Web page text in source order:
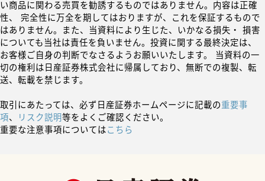
い商品に関わる売買を勧誘するものではありません。内容は正確
性、 完全性に万全を期してはおりますが、これを保証するもので
はありません。また、当資料により生じた、いかなる損失・ 損害
についても当社は責任を負いません。投資に関する最終決定は、
お客様ご自身の判断でなさるようお願いいたします。 当資料の一
切の権利は日産証券株式会社に帰属しており、無断での複製、転
送、転載を禁じます。
取引にあたっては、必ず日産証券ホームページに記載の重要事
項、 リスク説明等をよくご確認ください。
重要な注意事項についてはこちら